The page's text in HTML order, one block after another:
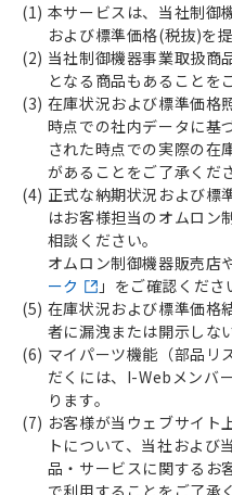
(1) 本サービスは、当社制御
および標準価格(税抜)を
(2) 当社制御機器事業取扱商
となる商品もあることを
(3) 在庫状況および標準価格
時点での社内データに基
された時点での実際の在
があることをご了承くだ
(4) 正式な納期状況および標
はお客様担当のオムロン
相談ください。
オムロン制御機器販売店
ーク
」をご確認くださ
(5) 在庫状況および標準価格
者に漏洩または開示しな
(6) マイパーツ機能（部品リ
だくには、I-Webメンバ
ります。
(7) お客様が当ウェブサイト
トについて、当社および
品・サービスに関するお
で利用することをご了承